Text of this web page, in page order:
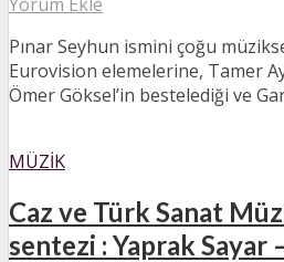
Pınar Seyhun ismini çoğu
Eurovision elemelerine, Tamer
Ömer Göksel’in bestelediği ve
MÜZIK
Caz ve Türk Sanat
sentezi : Yaprak Sayar